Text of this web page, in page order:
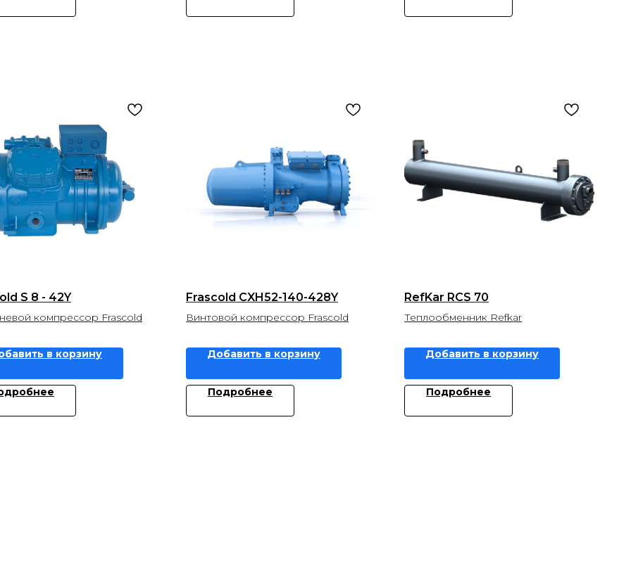
S 8 - 42Y
компрессор Frascold
в корзину
Frascold CXH52-140-428Y
Винтовой компрессор Frascold
Добавить в корзину
Подробнее
RefKar RCS 70
Теплообменник Refkar
Добавить в корзину
Подробнее